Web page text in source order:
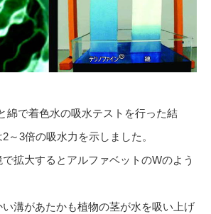
綿で着色水の吸水テストを行った結
～3倍の吸水力を示しました。
拡大するとアルファベットのWのよう
溝があたかも植物の茎が水を吸い上げ